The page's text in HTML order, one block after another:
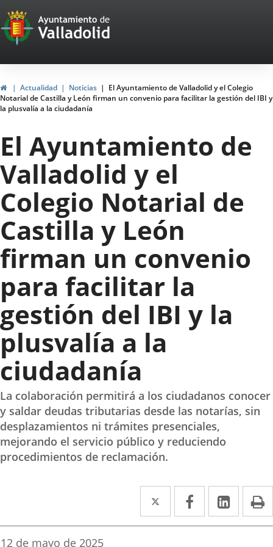
Portal
Web
del
Ayuntamiento
de
Valladolid
InicioActualidad Noticias
El Ayuntamiento de Valladolid y el Colegio
Notarial de Castilla y León firman un convenio para facilitar la gestión del IBI y
la plusvalía a la ciudadanía
El Ayuntamiento de
Valladolid y el
Colegio Notarial de
Castilla y León
firman un convenio
para facilitar la
gestión del IBI y la
plusvalía a la
ciudadanía
La colaboración permitirá a los ciudadanos conocer
y saldar deudas tributarias desde las notarías, sin
desplazamientos ni trámites presenciales,
mejorando el servicio público y reduciendo
procedimientos de reclamación.
Twitter
Enlace
a
Facebook
Enlace
a
Enlace
a
Fecha
12 de mayo de 2025